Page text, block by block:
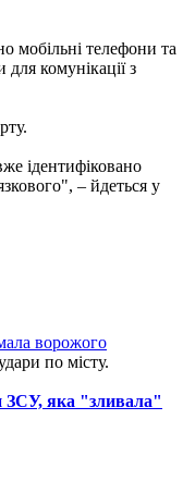
мобільні телефони та
комунікації з
ідентифіковано
– йдеться у
ворожого
по місту.
ЗСУ, яка "зливала"